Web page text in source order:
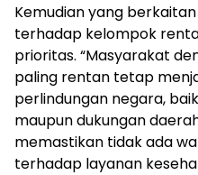
Kemudian yang
terhadap kelompok
prioritas. “Masyarakat
paling rentan tetap
perlindungan negara,
maupun dukungan
memastikan tidak ada
terhadap layanan